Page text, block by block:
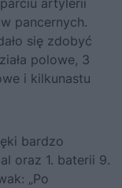
pancernych.
się zdobyć
polowe, 3
i kilkunastu
bardzo
oraz 1. baterii 9.
„Po